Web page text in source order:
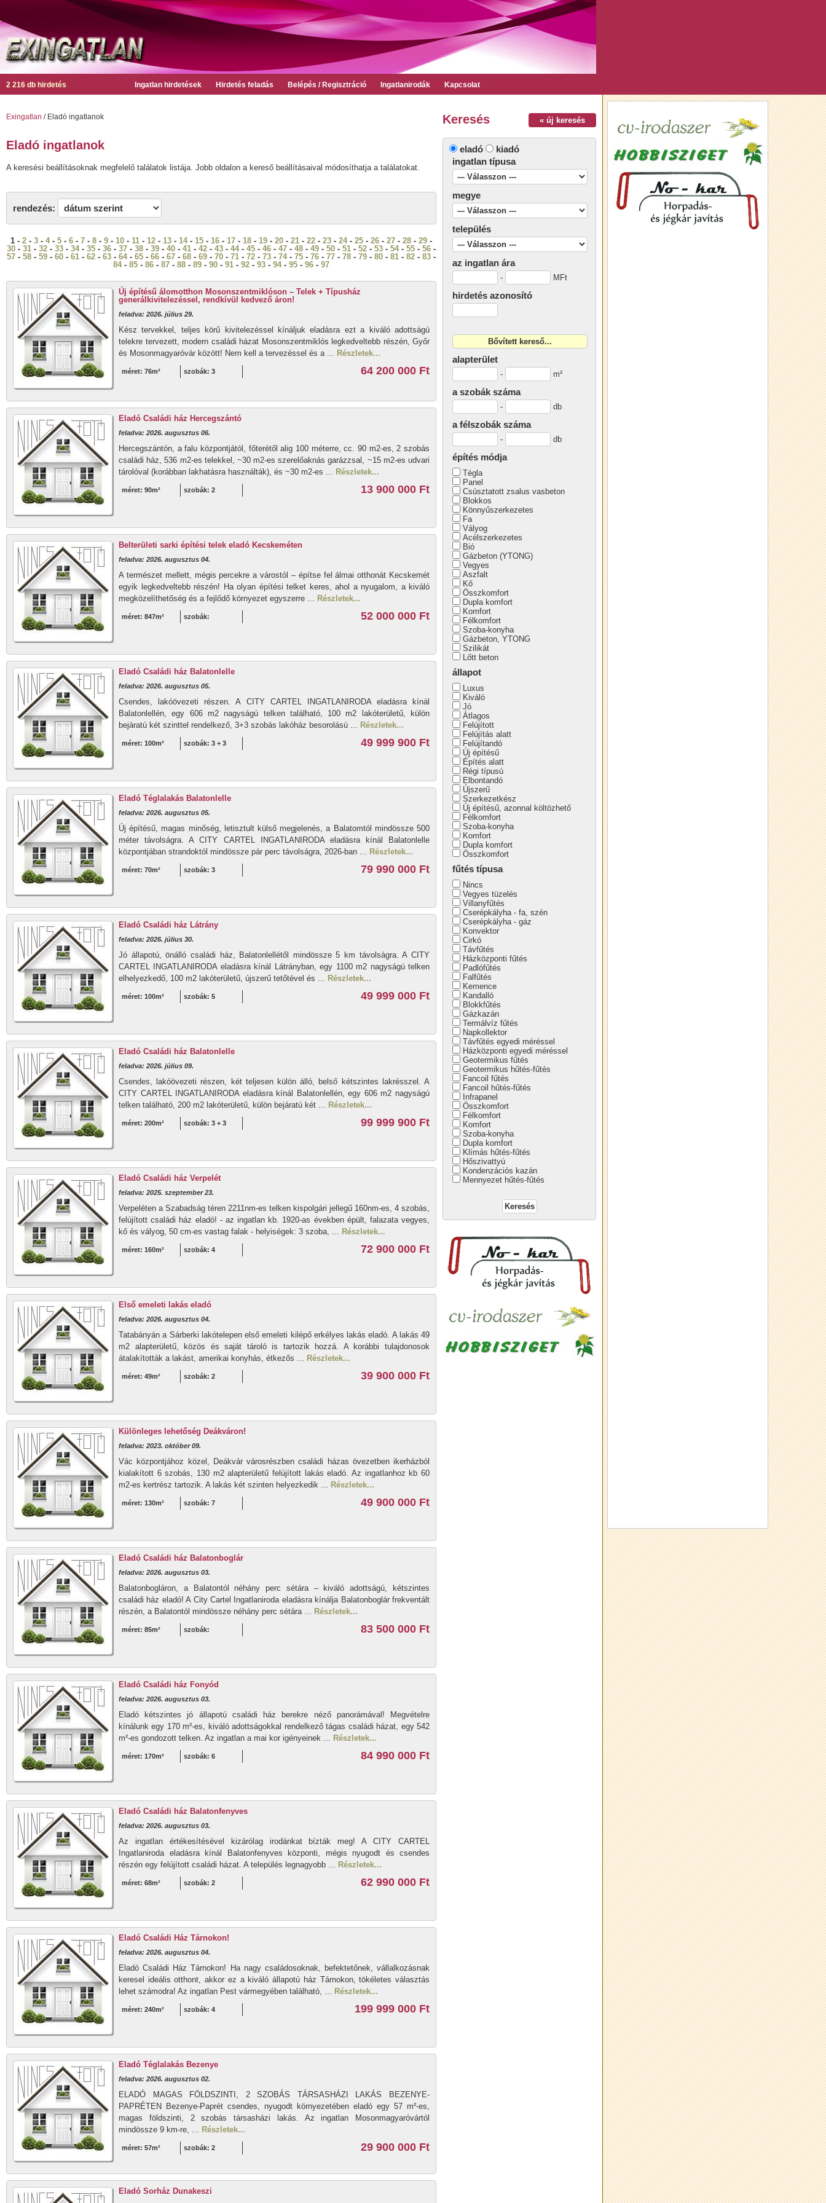
2 216 db hirdetés Ingatlan hirdetések Hirdetés feladás Belépés / Regisztráció Ingatlanirodák Kapcsolat
« új keresés
Keresés
eladó
kiadó
ingatlan típusa
megye
település
az ingatlan ára
- MFt
hirdetés azonosító
alapterület
- m²
a szobák száma
- db
a félszobák száma
- db
építés módja
Tégla
Panel
Csúsztatott zsalus vasbeton
Blokkos
Könnyűszerkezetes
Fa
Vályog
Acélszerkezetes
Bió
Gázbeton (YTONG)
Vegyes
Aszfalt
Kő
Összkomfort
Dupla komfort
Komfort
Félkomfort
Szoba-konyha
Gázbeton, YTONG
Szilikát
Lőtt beton
állapot
Luxus
Kiváló
Jó
Átlagos
Felújított
Felújítás alatt
Felújítandó
Új építésű
Építés alatt
Régi típusú
Elbontandó
Újszerű
Szerkezetkész
Új építésű, azonnal költözhető
Félkomfort
Szoba-konyha
Komfort
Dupla komfort
Összkomfort
fűtés típusa
Nincs
Vegyes tüzelés
Villanyfűtés
Cserépkályha - fa, szén
Cserépkályha - gáz
Konvektor
Cirkó
Távfűtés
Házközponti fűtés
Padlófűtés
Falfűtés
Kemence
Kandalló
Blokkfűtés
Gázkazán
Termálvíz fűtés
Napkollektor
Távfűtés egyedi méréssel
Házközponti egyedi méréssel
Geotermikus fűtés
Geotermikus hűtés-fűtés
Fancoil fűtés
Fancoil hűtés-fűtés
Infrapanel
Összkomfort
Félkomfort
Komfort
Szoba-konyha
Dupla komfort
Klímás hűtés-fűtés
Hőszivattyú
Kondenzációs kazán
Mennyezet hűtés-fűtés
Exingatlan / Eladó ingatlanok
Eladó ingatlanok
A keresési beállításoknak megfelelő találatok listája. Jobb oldalon a kereső beállításaival módosíthatja a találatokat.
rendezés:
1 - 2 - 3 - 4- 5 - 6 - 7 - 8 - 9 - 10 - 11 - 12 - 13 - 14- 15 - 16 - 17 - 18 - 19 - 20 - 21 - 22 - 23 - 24- 25 - 26 - 27 - 28 - 29 -
30 - 31 - 32 - 33 - 34- 35 - 36 - 37 - 38 - 39 - 40 - 41 - 42 - 43 - 44- 45 - 46 - 47 - 48 - 49 - 50 - 51 - 52 - 53 - 54- 55 - 56 -
57 - 58 - 59 - 60 - 61 - 62 - 63 - 64- 65 - 66 - 67 - 68 - 69 - 70 - 71 - 72 - 73 - 74- 75 - 76 - 77 - 78 - 79 - 80 - 81 - 82 - 83 -
84- 85 - 86 - 87 - 88 - 89 - 90 - 91 - 92 - 93 - 94- 95 - 96 - 97
Új építésű álomotthon Mosonszentmiklóson – Telek + Típusház
generálkivitelezéssel, rendkívül kedvező áron!
feladva: 2026. július 29.
Kész tervekkel, teljes körű kivitelezéssel kínáljuk eladásra ezt a kiváló adottságú
telekre tervezett, modern családi házat Mosonszentmiklós legkedveltebb részén, Győr
és Mosonmagyaróvár között! Nem kell a tervezéssel és a ... Részletek...
méret: 76m² szobák: 3 64 200 000 Ft
Eladó Családi ház Hercegszántó
feladva: 2026. augusztus 06.
Hercegszántón, a falu központjától, főterétől alig 100 méterre, cc. 90 m2-es, 2 szobás
családi ház, 536 m2-es telekkel, ~30 m2-es szerelőaknás garázzsal, ~15 m2-es udvari
tárolóval (korábban lakhatásra használták), és ~30 m2-es ... Részletek...
méret: 90m² szobák: 2 13 900 000 Ft
Belterületi sarki építési telek eladó Kecskeméten
feladva: 2026. augusztus 04.
A természet mellett, mégis percekre a várostól – építse fel álmai otthonát Kecskemét
egyik legkedveltebb részén! Ha olyan építési telket keres, ahol a nyugalom, a kiváló
megközelíthetőség és a fejlődő környezet egyszerre ... Részletek...
méret: 847m² szobák: 52 000 000 Ft
Eladó Családi ház Balatonlelle
feladva: 2026. augusztus 05.
Csendes, lakóövezeti részen. A CITY CARTEL INGATLANIRODA eladásra kínál
Balatonlellén, egy 606 m2 nagyságú telken található, 100 m2 lakóterületű, külön
bejáratú két szinttel rendelkező, 3+3 szobás lakóház besorolású ... Részletek...
méret: 100m² szobák: 3 + 3 49 999 900 Ft
Eladó Téglalakás Balatonlelle
feladva: 2026. augusztus 05.
Új építésű, magas minőség, letisztult külső megjelenés, a Balatomtól mindössze 500
méter távolságra. A CITY CARTEL INGATLANIRODA eladásra kínál Balatonlelle
központjában strandoktól mindössze pár perc távolságra, 2026-ban ... Részletek...
méret: 70m² szobák: 3 79 990 000 Ft
Eladó Családi ház Látrány
feladva: 2026. július 30.
Jó állapotú, önálló családi ház, Balatonlellétől mindössze 5 km távolságra. A CITY
CARTEL INGATLANIRODA eladásra kínál Látrányban, egy 1100 m2 nagyságú telken
elhelyezkedő, 100 m2 lakóterületű, újszerű tetőtével és ... Részletek...
méret: 100m² szobák: 5 49 999 000 Ft
Eladó Családi ház Balatonlelle
feladva: 2026. július 09.
Csendes, lakóövezeti részen, két teljesen külön álló, belső kétszintes lakrésszel. A
CITY CARTEL INGATLANIRODA eladásra kínál Balatonlellén, egy 606 m2 nagyságú
telken található, 200 m2 lakóterületű, külön bejáratú két ... Részletek...
méret: 200m² szobák: 3 + 3 99 999 900 Ft
Eladó Családi ház Verpelét
feladva: 2025. szeptember 23.
Verpeléten a Szabadság téren 2211nm-es telken kispolgári jellegű 160nm-es, 4 szobás,
felújított családi ház eladó! - az ingatlan kb. 1920-as években épült, falazata vegyes,
kő és vályog, 50 cm-es vastag falak - helyiségek: 3 szoba, ... Részletek...
méret: 160m² szobák: 4 72 900 000 Ft
Első emeleti lakás eladó
feladva: 2026. augusztus 04.
Tatabányán a Sárberki lakótelepen első emeleti kilépő erkélyes lakás eladó. A lakás 49
m2 alapterületű, közös és saját tároló is tartozik hozzá. A korábbi tulajdonosok
átalakították a lakást, amerikai konyhás, étkezős ... Részletek...
méret: 49m² szobák: 2 39 900 000 Ft
Különleges lehetőség Deákváron!
feladva: 2023. október 09.
Vác központjához közel, Deákvár városrészben családi házas övezetben ikerházból
kialakított 6 szobás, 130 m2 alapterületű felújított lakás eladó. Az ingatlanhoz kb 60
m2-es kertrész tartozik. A lakás két szinten helyezkedik ... Részletek...
méret: 130m² szobák: 7 49 900 000 Ft
Eladó Családi ház Balatonboglár
feladva: 2026. augusztus 03.
Balatonbogláron, a Balatontól néhány perc sétára – kiváló adottságú, kétszintes
családi ház eladó! A City Cartel Ingatlaniroda eladásra kínálja Balatonboglár frekventált
részén, a Balatontól mindössze néhány perc sétára ... Részletek...
méret: 85m² szobák: 83 500 000 Ft
Eladó Családi ház Fonyód
feladva: 2026. augusztus 03.
Eladó kétszintes jó állapotú családi ház berekre néző panorámával! Megvételre
kínálunk egy 170 m²-es, kiváló adottságokkal rendelkező tágas családi házat, egy 542
m²-es gondozott telken. Az ingatlan a mai kor igényeinek ... Részletek...
méret: 170m² szobák: 6 84 990 000 Ft
Eladó Családi ház Balatonfenyves
feladva: 2026. augusztus 03.
Az ingatlan értékesítésével kizárólag irodánkat bízták meg! A CITY CARTEL
Ingatlaniroda eladásra kínál Balatonfenyves központi, mégis nyugodt és csendes
részén egy felújított családi házat. A település legnagyobb ... Részletek...
méret: 68m² szobák: 2 62 990 000 Ft
Eladó Családi Ház Tárnokon!
feladva: 2026. augusztus 04.
Eladó Családi Ház Tárnokon! Ha nagy családosoknak, befektetőnek, vállalkozásnak
keresel ideális otthont, akkor ez a kiváló állapotú ház Tárnokon, tökéletes választás
lehet számodra! Az ingatlan Pest vármegyében található, ... Részletek...
méret: 240m² szobák: 4 199 999 000 Ft
Eladó Téglalakás Bezenye
feladva: 2026. augusztus 02.
ELADÓ MAGAS FÖLDSZINTI, 2 SZOBÁS TÁRSASHÁZI LAKÁS BEZENYE-
PAPRÉTEN Bezenye-Paprét csendes, nyugodt környezetében eladó egy 57 m²-es,
magas földszinti, 2 szobás társasházi lakás. Az ingatlan Mosonmagyaróvártól
mindössze 9 km-re, ... Részletek...
méret: 57m² szobák: 2 29 900 000 Ft
Eladó Sorház Dunakeszi